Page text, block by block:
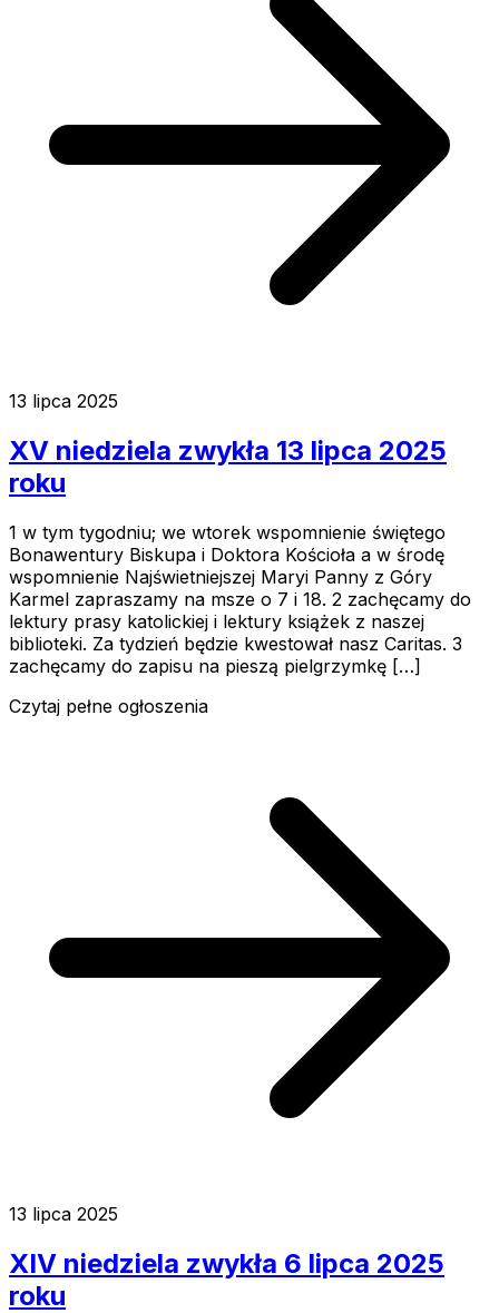
13 lipca 2025
XV niedziela zwykła 13 lipca 2025
roku
1 w tym tygodniu; we wtorek wspomnienie świętego
Bonawentury Biskupa i Doktora Kościoła a w środę
wspomnienie Najświetniejszej Maryi Panny z Góry
Karmel zapraszamy na msze o 7 i 18. 2 zachęcamy do
lektury prasy katolickiej i lektury książek z naszej
biblioteki. Za tydzień będzie kwestował nasz Caritas. 3
zachęcamy do zapisu na pieszą pielgrzymkę […]
Czytaj pełne ogłoszenia
13 lipca 2025
XIV niedziela zwykła 6 lipca 2025
roku